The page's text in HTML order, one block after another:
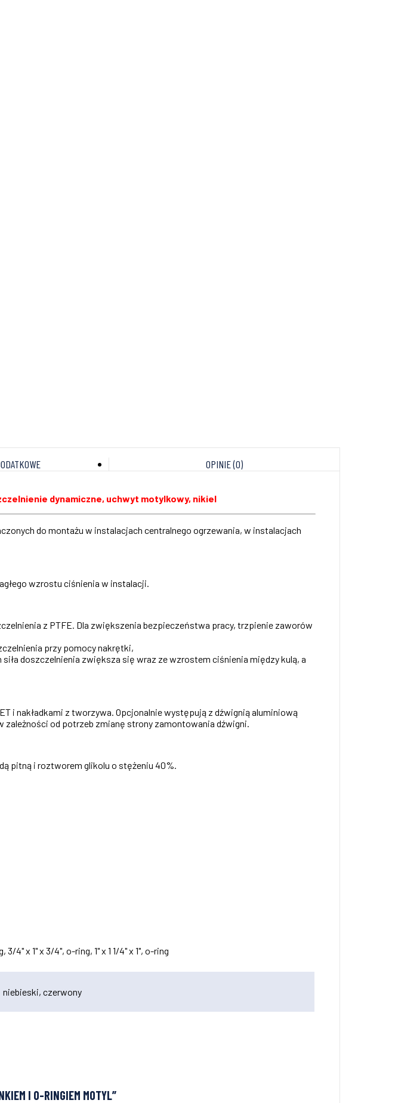
OPINIE (0)
dynamiczne, uchwyt motylkowy, nikiel
do montażu w instalacjach centralnego ogrzewania, w instalacjach
wzrostu ciśnienia w instalacji.
z PTFE. Dla zwiększenia bezpieczeństwa pracy, trzpienie zaworów
przy pomocy nakrętki,
doszczelnienia zwiększa się wraz ze wzrostem ciśnienia między kulą, a
i nakładkami z tworzywa. Opcjonalnie występują z dźwignią aluminiową
zależności od potrzeb zmianę strony zamontowania dźwigni.
pitną i roztworem glikolu o stężeniu 40%.
3/4" x 1" x 3/4", o-ring, 1" x 1 1/4" x 1", o-ring
niebieski, czerwony
I O-RINGIEM MOTYL”